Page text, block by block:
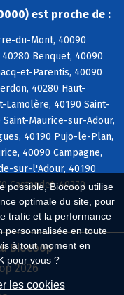
possible, Biocoop utilise
optimale du site, pour
trafic et la performance
personnalisée en toute
à tout moment en
pour vous ?
les cookies
est proche de :
du-Mont, 40090
Benquet, 40090
et-Parentis, 40090
40280 Haut-
Lamolère, 40190 Saint-
Maurice-sur-Adour,
40190 Pujo-le-Plan,
40090 Campagne,
sur-l'Adour, 40190
Castandet, 40270
Biocoop
2026